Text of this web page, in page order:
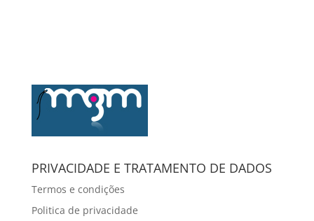
PRIVACIDADE E TRATAMENTO DE DADOS
Termos e condições
Politica de privacidade